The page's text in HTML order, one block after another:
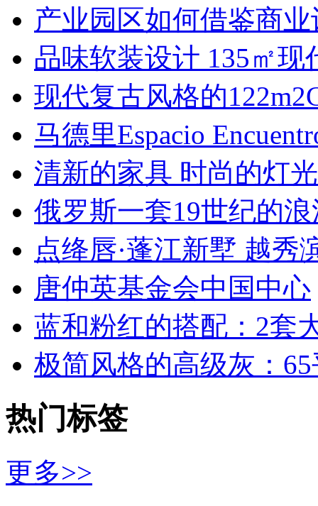
产业园区如何借鉴商业
品味软装设计 135㎡现
现代复古风格的
马德里Espacio
清新的家具 时尚的灯光
俄罗斯一套19世纪的
点绛唇·蓬江新墅 越秀
唐仲英基金会中国中心
蓝和粉红的搭配：2套
极简风格的高级灰：
热门标签
更多>>